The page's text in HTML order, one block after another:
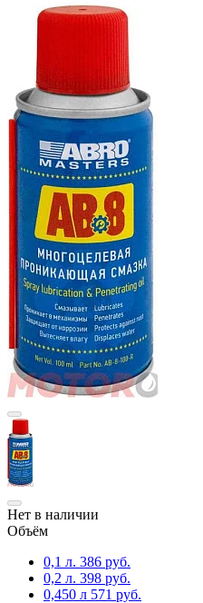
Нет в наличии
Объём
0,1 л. 386 руб.
0,2 л. 398 руб.
0,450 л 571 руб.